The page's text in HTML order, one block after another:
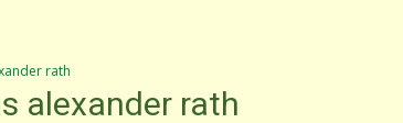
rath
alexander rath